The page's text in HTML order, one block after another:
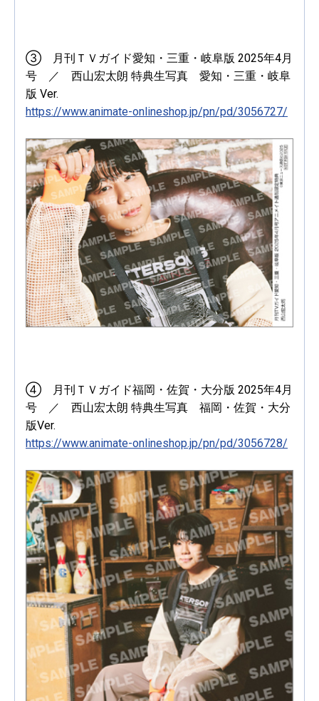
③ 月刊ＴＶガイド愛知・三重・岐阜版 2025年4月
号 ／ 西山宏太朗 特典生写真 愛知・三重・岐阜
版 Ver.
https://www.animate-onlineshop.jp/pn/pd/3056727/
④ 月刊ＴＶガイド福岡・佐賀・大分版 2025年4月
号 ／ 西山宏太朗 特典生写真 福岡・佐賀・大分
版Ver.
https://www.animate-onlineshop.jp/pn/pd/3056728/